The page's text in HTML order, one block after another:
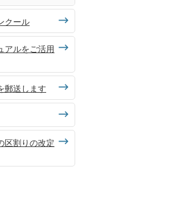
クール
アルをご活用
郵送します
区割りの改定